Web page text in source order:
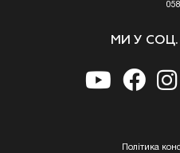
МИ У
Полiтика